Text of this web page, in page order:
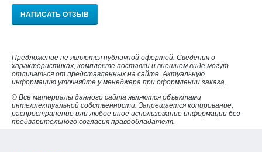
НАПИСАТЬ ОТЗЫВ
Предложение не является публичной офертой. Сведения о
характеристиках, комплекте поставки и внешнем виде могут
отличаться от представленных на сайте. Актуальную
информацию уточняйте у менеджера при оформлении заказа.
© Все материалы данного сайта являются объектами
интеллектуальной собственности. Запрещается копирование,
распространение или любое иное использование информации без
предварительного согласия правообладателя.